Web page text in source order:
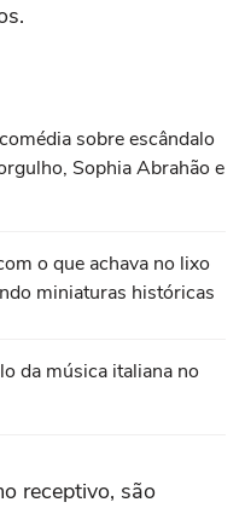
sobre escândalo
Sophia Abrahão e
o que achava no lixo
miniaturas históricas
da música italiana no
receptivo, são